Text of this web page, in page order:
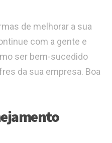
de melhorar a sua
com a gente e
ser bem-sucedido
da sua empresa. Boa